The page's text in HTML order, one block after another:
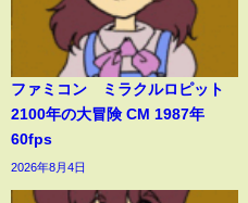
ファミコン ミラクルロピット
2100年の大冒険 CM 1987年
60fps
2026年8月4日